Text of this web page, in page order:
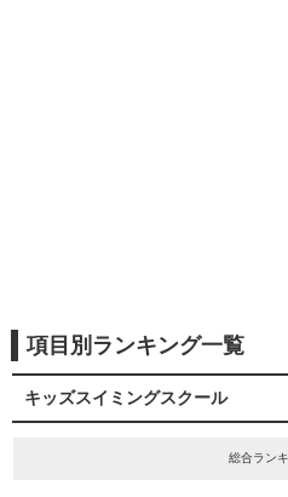
項目別ランキング一覧
キッズスイミングスクール
総合ラン